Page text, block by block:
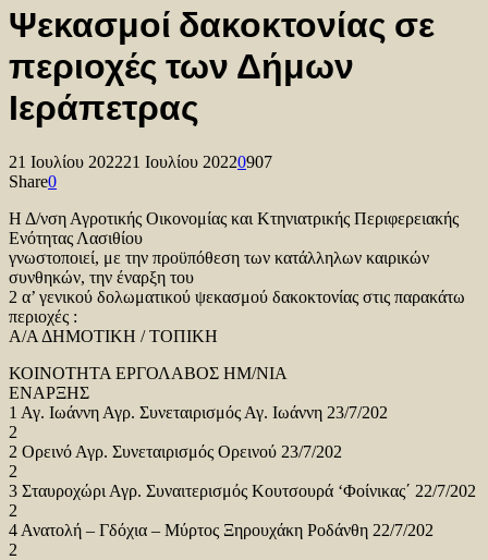
Ψεκασμοί δακοκτονίας σε
περιοχές των Δήμων
Ιεράπετρας
21 Ιουλίου 202221 Ιουλίου 20220907
Share0
Η Δ/νση Αγροτικής Οικονομίας και Κτηνιατρικής Περιφερειακής
Ενότητας Λασιθίου
γνωστοποιεί, με την προϋπόθεση των κατάλληλων καιρικών
συνθηκών, την έναρξη του
2 α’ γενικού δολωματικού ψεκασμού δακοκτονίας στις παρακάτω
περιοχές :
Α/Α ΔΗΜΟΤΙΚΗ / ΤΟΠΙΚΗ
ΚΟΙΝΟΤΗΤΑ ΕΡΓΟΛΑΒΟΣ HM/NIA
ΕΝΑΡΞΗΣ
1 Αγ. Ιωάννη Αγρ. Συνεταιρισμός Αγ. Ιωάννη 23/7/202
2
2 Ορεινό Αγρ. Συνεταιρισμός Ορεινού 23/7/202
2
3 Σταυροχώρι Αγρ. Συναιτερισμός Κουτσουρά ‘Φοίνικας΄ 22/7/202
2
4 Ανατολή – Γδόχια – Μύρτος Ξηρουχάκη Ροδάνθη 22/7/202
2